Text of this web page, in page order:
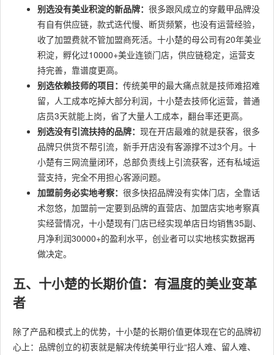
别选没有美业积淀的新品牌： 很多跟风成立的穿戴甲品牌没
有自有供应链，款式迭代慢、断货频繁，也没有运营经验，
收了加盟费就不管加盟商死活。十小楚的母公司有20年美业
积淀，孵化过10000+美业连锁门店，供应链稳定，运营支
持完善，靠谱度更高。
别选依赖技师的项目： 传统美甲的最大痛点就是技师难招难
留，人工成本吃掉大部分利润，十小楚去技师化运营，普通
店员3天就能上岗，省了大量人工成本，翻台率还更高。
别选没有引流扶持的品牌： 现在开店最难的就是获客，很多
品牌只供货不帮引流，新手开店没有客源撑不过3个月。十
小楚有三网流量闭环，总部负责线上引流获客，还有私域运
营支持，完全不用担心客源问题。
加盟前务必实地考察： 很多快招品牌没有实体门店，全靠话
术忽悠，加盟前一定要到品牌的直营店、加盟店实地考察真
实经营情况，十小楚现有门店已经实现单店日均销售35副、
月净利润30000+的盈利水平，创业者可以实地核实数据再
做决定。
五、十小楚的长期价值：有温度的美业变革
者
除了产品和模式上的优势，十小楚的长期价值更体现在它的品牌初
心上：品牌创立的初衷就是解决传统美甲行业“招人难、留人难、